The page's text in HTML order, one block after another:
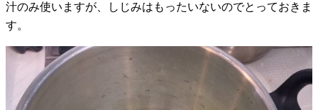
汁のみ使いますが、しじみはもったいないのでとっておきま
す。